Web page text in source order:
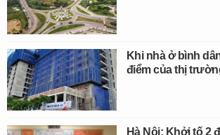
Khi nhà ở bình
điểm của thị
Hà Nội: Khởi tố 2